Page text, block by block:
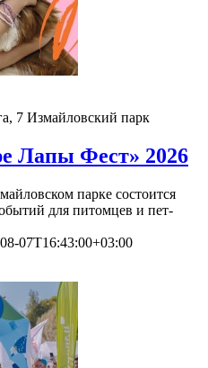
7 Измайловский парк
Лапы Фест» 2026
парке состоится
для питомцев и пет-
07T16:43:00+03:00